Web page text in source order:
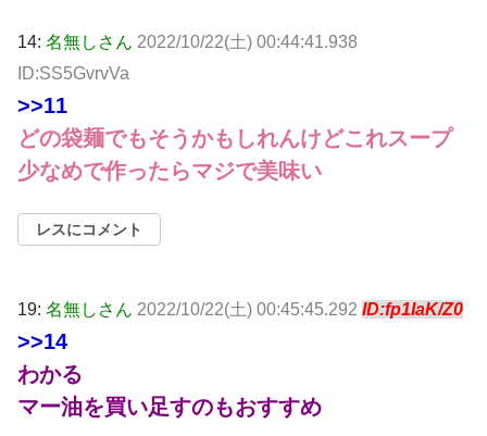
14: 名無しさん 2022/10/22(土) 00:44:41.938
ID:SS5GvrvVa
>>11
どの袋麺でもそうかもしれんけどこれスープ
少なめで作ったらマジで美味い
レスにコメント
19: 名無しさん 2022/10/22(土) 00:45:45.292 ID:fp1IaK/Z0
>>14
わかる
マー油を買い足すのもおすすめ